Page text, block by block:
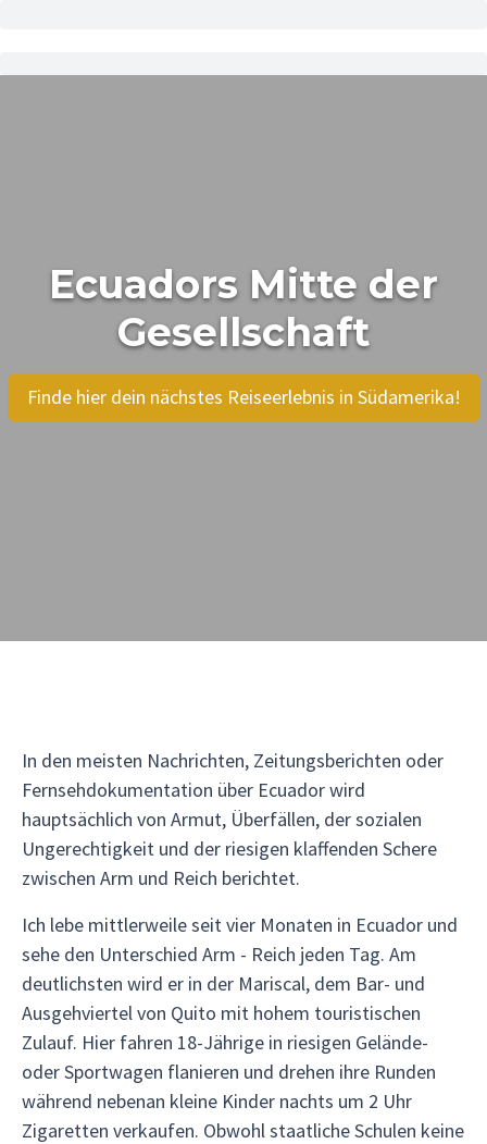
Ecuadors Mitte der
Gesellschaft
Finde hier dein nächstes Reiseerlebnis in Südamerika!
In den meisten Nachrichten, Zeitungsberichten oder
Fernsehdokumentation über Ecuador wird
hauptsächlich von Armut, Überfällen, der sozialen
Ungerechtigkeit und der riesigen klaffenden Schere
zwischen Arm und Reich berichtet.
Ich lebe mittlerweile seit vier Monaten in Ecuador und
sehe den Unterschied Arm - Reich jeden Tag. Am
deutlichsten wird er in der Mariscal, dem Bar- und
Ausgehviertel von Quito mit hohem touristischen
Zulauf. Hier fahren 18-Jährige in riesigen Gelände-
oder Sportwagen flanieren und drehen ihre Runden
während nebenan kleine Kinder nachts um 2 Uhr
Zigaretten verkaufen. Obwohl staatliche Schulen keine